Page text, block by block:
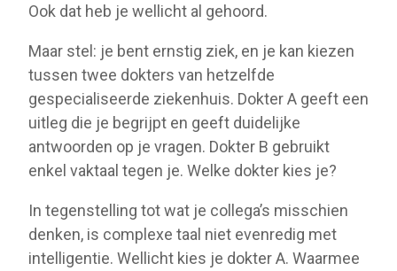
Ook dat heb je wellicht al gehoord.
Maar stel: je bent ernstig ziek, en je kan kiezen
tussen twee dokters van hetzelfde
gespecialiseerde ziekenhuis. Dokter A geeft een
uitleg die je begrijpt en geeft duidelijke
antwoorden op je vragen. Dokter B gebruikt
enkel vaktaal tegen je. Welke dokter kies je?
In tegenstelling tot wat je collega’s misschien
denken, is complexe taal niet evenredig met
intelligentie. Wellicht kies je dokter A. Waarmee